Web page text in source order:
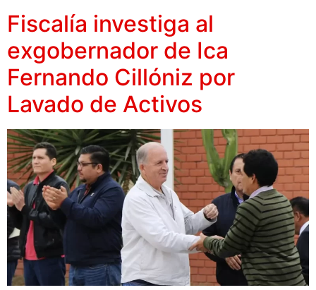
Fiscalía investiga al
exgobernador de Ica
Fernando Cillóniz por
Lavado de Activos